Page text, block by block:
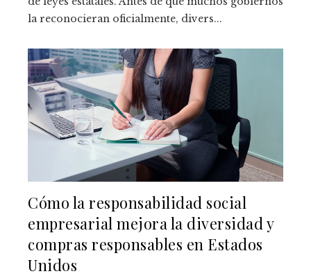
la reconocieran oficialmente, divers...
Cómo la responsabilidad social
empresarial mejora la diversidad y
compras responsables en Estados
Unidos